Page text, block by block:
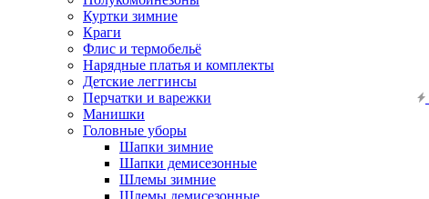
Куртки зимние
Краги
Флис и термобельё
Нарядные платья и комплекты
Детские леггинсы
Перчатки и варежки
Манишки
Головные уборы
Шапки зимние
Шапки демисезонные
Шлемы зимние
Шлемы демисезонные